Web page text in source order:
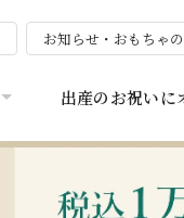
お知らせ・おもちゃ
出産のお祝いに